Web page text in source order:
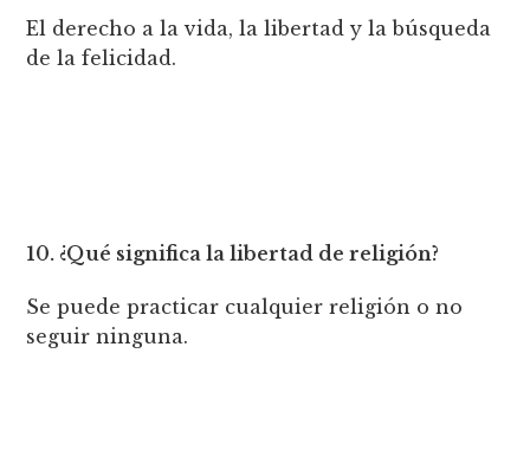
El derecho a la vida, la libertad y la búsqueda
de la felicidad.
10. ¿Qué significa la libertad de religión?
Se puede practicar cualquier religión o no
seguir ninguna.